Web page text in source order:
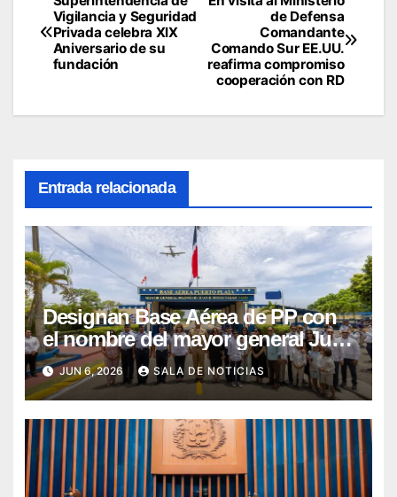
Navegación
de
de Defensa
Comandante
Comando Sur EE.UU.
reafirma compromiso
cooperación con RD
Vigilancia y Seguridad
Privada celebra XlX
Aniversario de su
fundación
Entrada relacionada
Designan Base Aérea de PP con
el nombre del mayor general Juan
Bautista Rojas Tabar
JUN 6, 2026 SALA DE NOTICIAS